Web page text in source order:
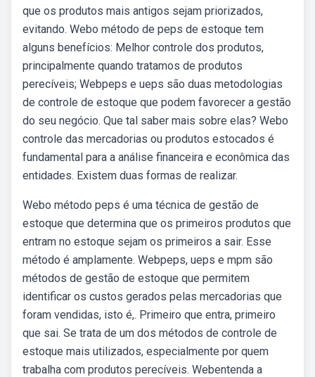
que os produtos mais antigos sejam priorizados,
evitando. Webo método de peps de estoque tem
alguns benefícios: Melhor controle dos produtos,
principalmente quando tratamos de produtos
perecíveis; Webpeps e ueps são duas metodologias
de controle de estoque que podem favorecer a gestão
do seu negócio. Que tal saber mais sobre elas? Webo
controle das mercadorias ou produtos estocados é
fundamental para a análise financeira e econômica das
entidades. Existem duas formas de realizar.
Webo método peps é uma técnica de gestão de
estoque que determina que os primeiros produtos que
entram no estoque sejam os primeiros a sair. Esse
método é amplamente. Webpeps, ueps e mpm são
métodos de gestão de estoque que permitem
identificar os custos gerados pelas mercadorias que
foram vendidas, isto é,. Primeiro que entra, primeiro
que sai. Se trata de um dos métodos de controle de
estoque mais utilizados, especialmente por quem
trabalha com produtos perecíveis. Webentenda a